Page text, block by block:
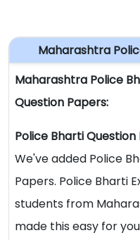
Maharashtra
Maharashtra Police
Question Papers:
Police Bharti Question
We've added Police
Papers. Police Bharti
students from
made this easy for